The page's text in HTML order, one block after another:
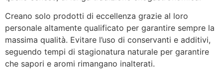
Creano solo prodotti di eccellenza grazie al loro
personale altamente qualificato per garantire sempre la
massima qualità. Evitare l’uso di conservanti e additivi,
seguendo tempi di stagionatura naturale per garantire
che sapori e aromi rimangano inalterati.